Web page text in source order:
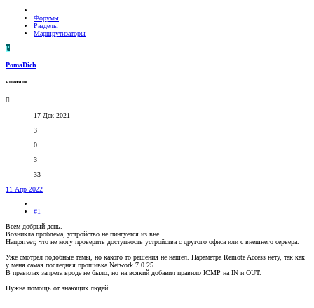
Форумы
Разделы
Маршрутизаторы
P
PomaDich
новичок
17 Дек 2021
3
0
3
33
11 Апр 2022
#1
Всем добрый день.
Возникла проблема, устройство не пингуется из вне.
Напрягает, что не могу проверить доступность устройства с другого офиса или с внешнего сервера.
Уже смотрел подобные темы, но какого то решения не нашел. Параметра Remote Access нету, так как
у меня самая последняя прошивка Network 7.0.25.
В правилах запрета вроде не было, но на всякий добавил правило ICMP на IN и OUT.
Нужна помощь от знающих людей.